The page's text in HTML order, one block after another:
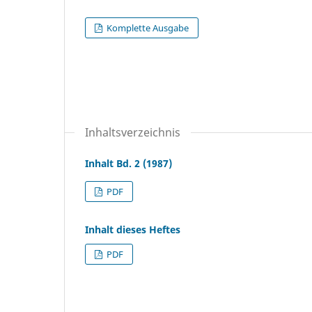
Komplette Ausgabe
Inhaltsverzeichnis
Inhalt Bd. 2 (1987)
PDF
Inhalt dieses Heftes
PDF